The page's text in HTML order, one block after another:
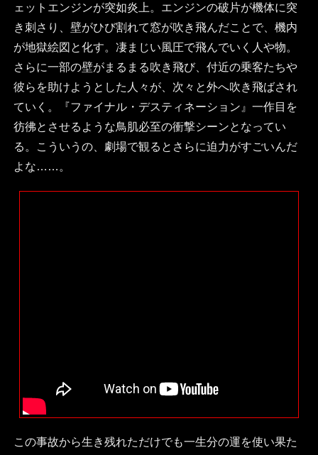
ェットエンジンが突如炎上。エンジンの破片が機体に突
き刺さり、壁がひび割れて窓が吹き飛んだことで、機内
が地獄絵図と化す。凄まじい風圧で飛んでいく人や物。
さらに一部の壁がまるまる吹き飛び、付近の乗客たちや
彼らを助けようとした人々が、次々と外へ吹き飛ばされ
ていく。『ファイナル・デスティネーション』一作目を
彷彿とさせるような鳥肌必至の衝撃シーンとなってい
る。こういうの、劇場で観るとさらに迫力がすごいんだ
よな……。
この事故から生き残れただけでも一生分の運を使い果た